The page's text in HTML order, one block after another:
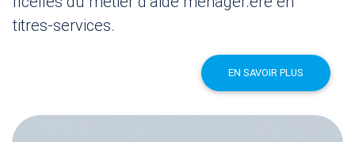
titres-services.
EN SAVOIR PLUS